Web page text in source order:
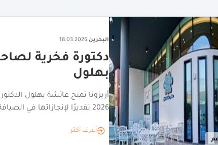
البحرين|
18.03.2026
دكتورة فخرية
بهلول
أريزونا تمنح عائشة بهلول
2026 تقديرًا لإنجازاتها في الضيافة وإدارة الفنادق
أعرف أكثر